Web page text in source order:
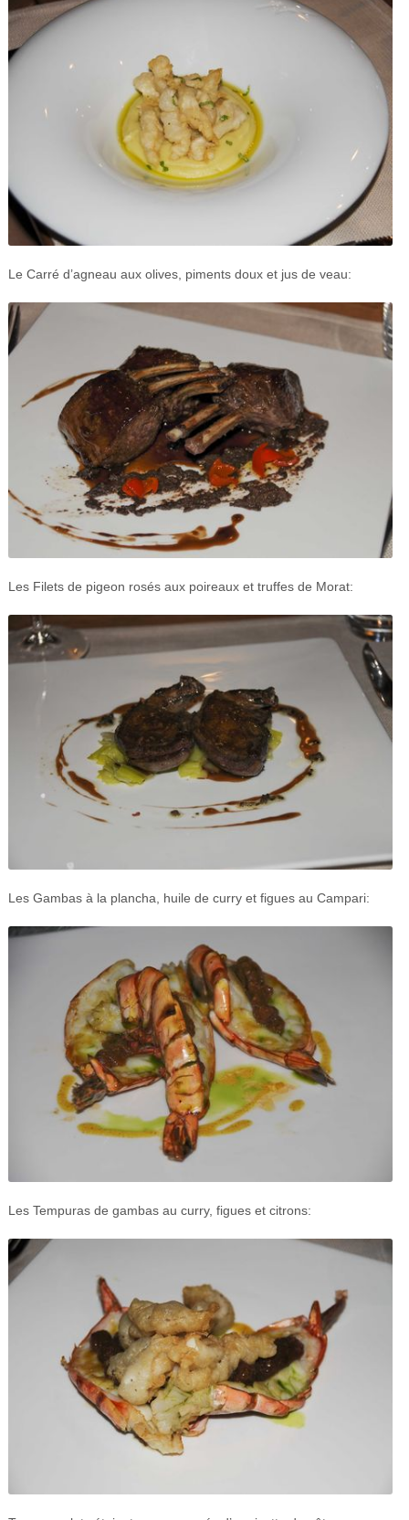
Le Carré d’agneau aux olives, piments doux et jus de veau:
Les Filets de pigeon rosés aux poireaux et truffes de Morat:
Les Gambas à la plancha, huile de curry et figues au Campari:
Les Tempuras de gambas au curry, figues et citrons: